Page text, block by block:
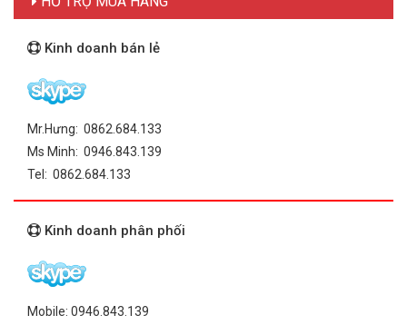
Kinh doanh bán lẻ
Mr.Hưng: 0862.684.133
Ms Minh: 0946.843.139
Tel: 0862.684.133
Kinh doanh phân phối
Mobile: 0946.843.139